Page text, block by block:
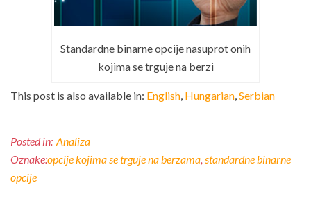
Standardne binarne opcije nasuprot onih
kojima se trguje na berzi
This post is also available in: English Hungarian Serbian
Posted in: Analiza
Oznake:opcije kojima se trguje na berzama, standardne binarne
opcije